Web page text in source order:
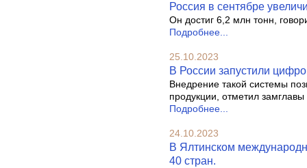
Россия в сентябре
Он достиг 6,2 млн тонн,
Подробнее...
25.10.2023
В России запустили
Внедрение такой системы
продукции, отметил
Подробнее...
24.10.2023
В Ялтинском
40 стран.